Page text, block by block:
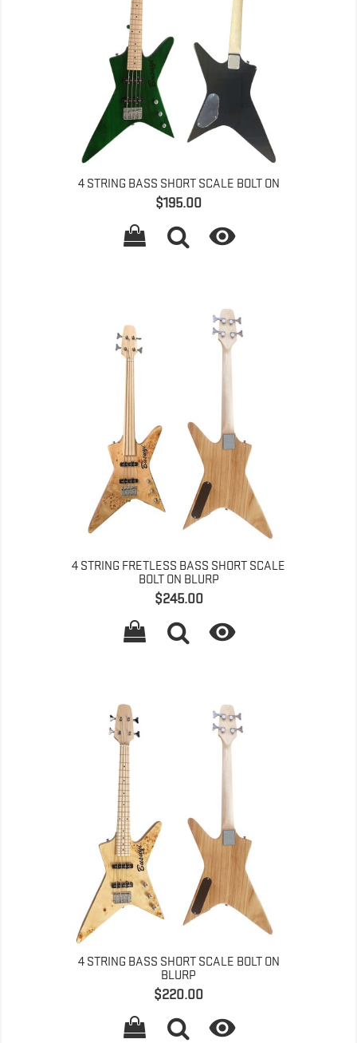
4 STRING BASS SHORT SCALE BOLT ON
価
$195.00

4 STRING FRETLESS BASS SHORT SCALE
BOLT ON BLURP
価
$245.00

4 STRING BASS SHORT SCALE BOLT ON
BLURP
価
$220.00
